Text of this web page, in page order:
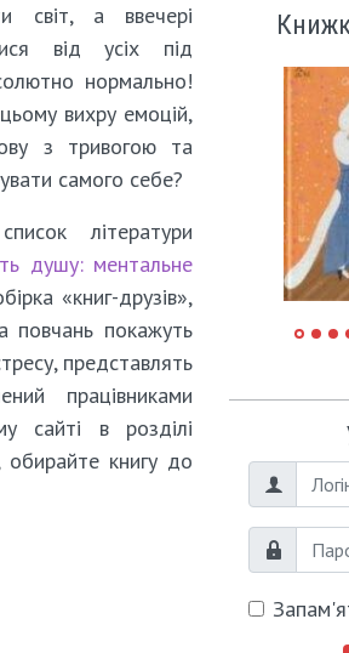
світ, а ввечері
від усіх під
нормально!
вихру емоцій,
з тривогою та
самого себе?
літератури
душу: ментальне
«книг-друзів»,
повчань покажуть
представлять
працівниками
сайті в розділі
обирайте книгу до
Логін
Пароль